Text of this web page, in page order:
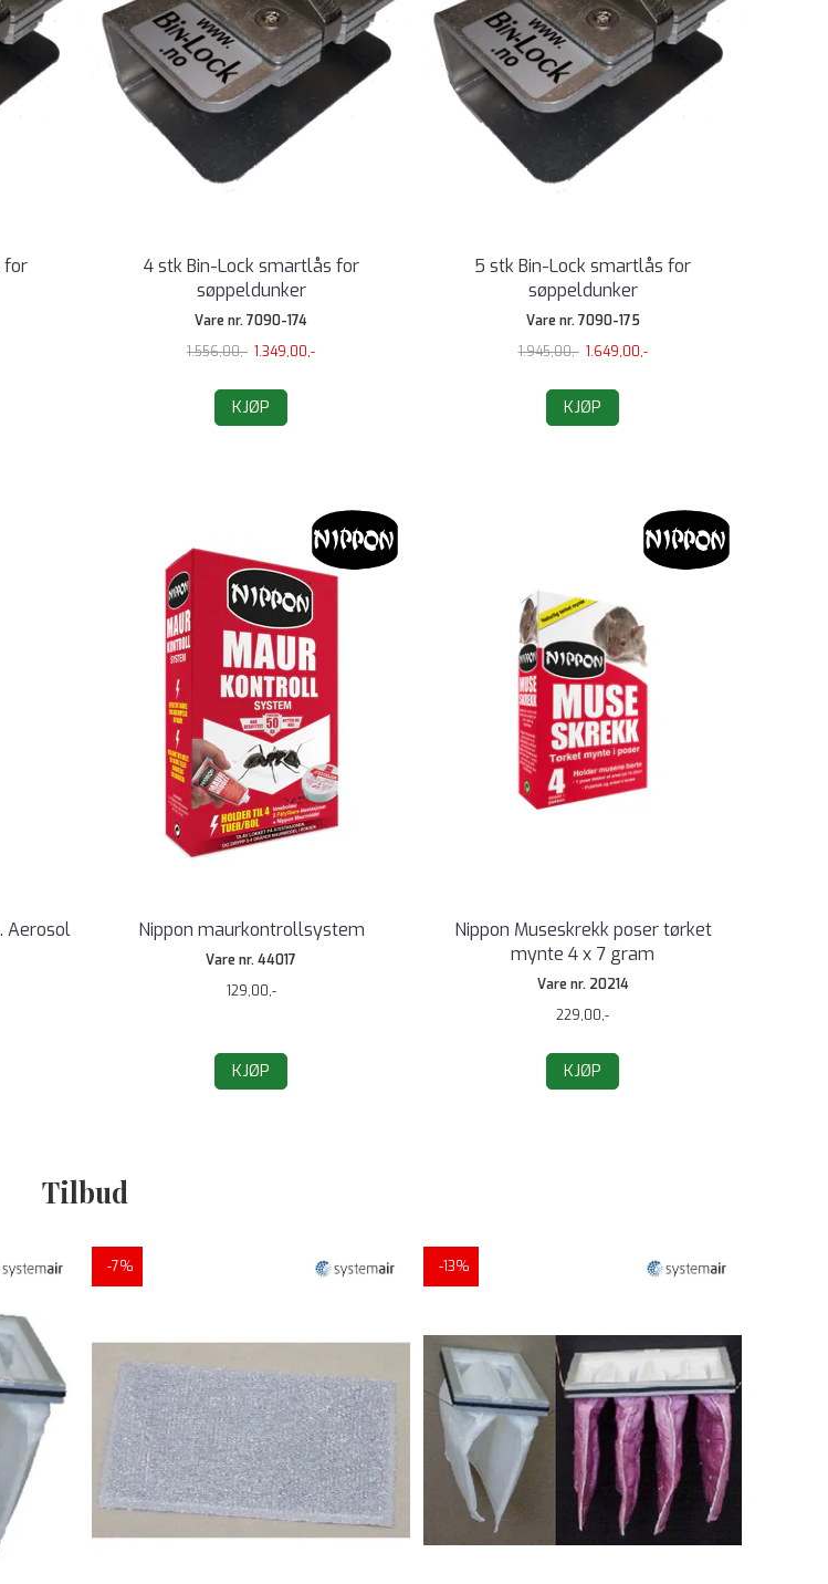
for
4 stk Bin-Lock smartlås for
søppeldunker
Vare nr. 7090-174
1.556,00,- 1.349,00,-
KJØP
5 stk Bin-Lock smartlås for
søppeldunker
Vare nr. 7090-175
1.945,00,- 1.649,00,-
KJØP
Aerosol Nippon maurkontrollsystem
Vare nr. 44017
129,00,-
KJØP
Nippon Museskrekk poser tørket
mynte 4 x 7 gram
Vare nr. 20214
229,00,-
KJØP
Tilbud
-7% -13%